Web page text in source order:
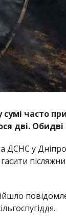
часто
дві.
ДСНС у